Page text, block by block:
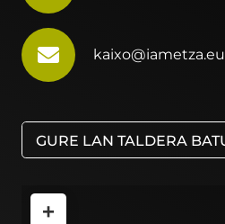
GURE LAN TALDERA
+